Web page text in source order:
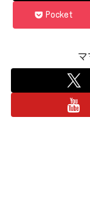
Pocket
マ